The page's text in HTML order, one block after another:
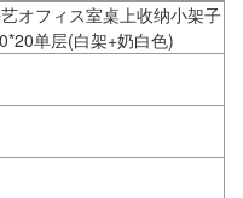
オフィス室桌上收纳小架子
单层(白架+奶白色)